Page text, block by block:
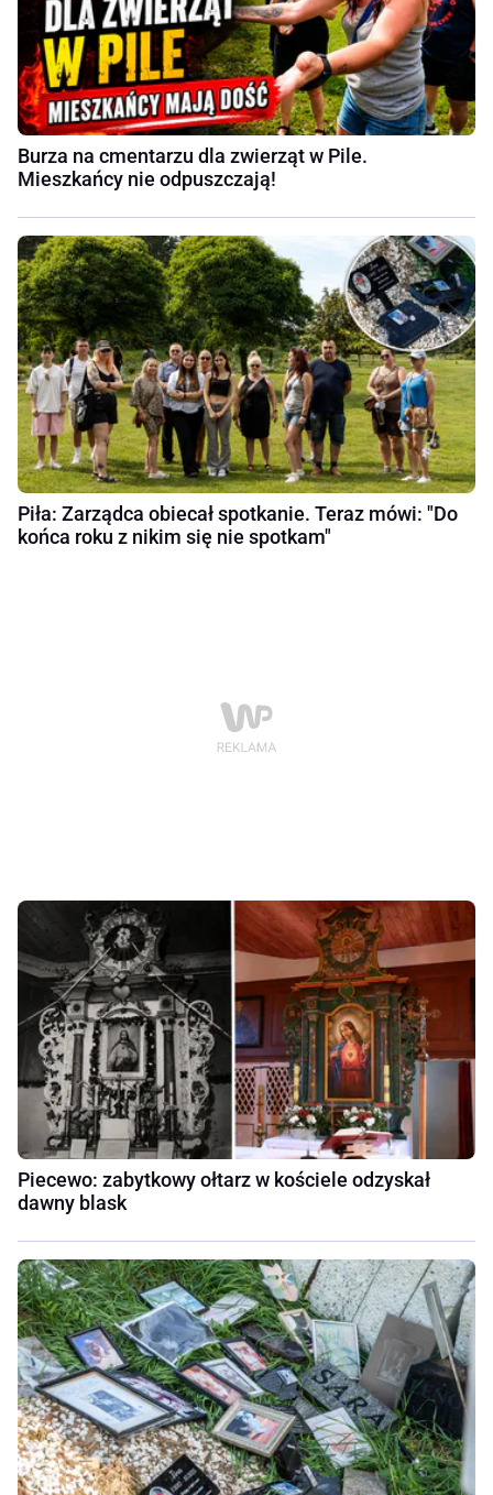
Burza na cmentarzu dla zwierząt w Pile.
Mieszkańcy nie odpuszczają!
Piła: Zarządca obiecał spotkanie. Teraz mówi: "Do
końca roku z nikim się nie spotkam"
Piecewo: zabytkowy ołtarz w kościele odzyskał
dawny blask